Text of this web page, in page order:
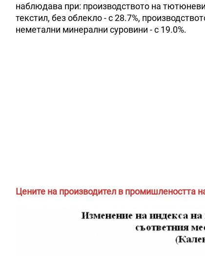
наблюдава при: производството на
текстил, без облекло - с 28.7%,
неметални минерални суровини - с 19.0%.
Цените на производител в промишлеността